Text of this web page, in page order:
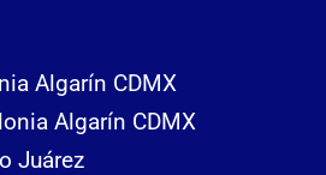
Algarín CDMX
Algarín CDMX
Juárez